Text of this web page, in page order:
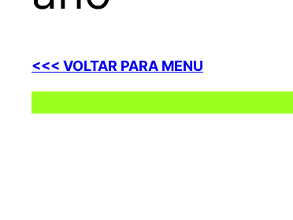
<<< VOLTAR PARA MENU